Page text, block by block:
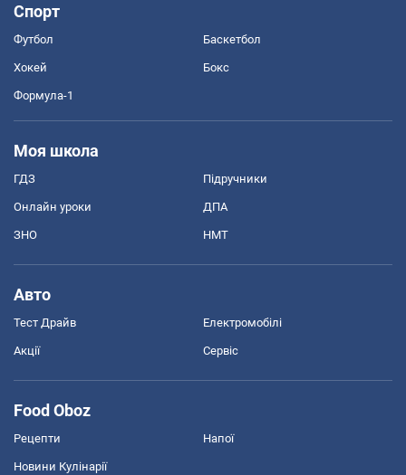
Спорт
Футбол Баскетбол
Хокей Бокс
Формула-1
Моя школа
ГДЗ Підручники
Онлайн уроки ДПА
ЗНО НМТ
Авто
Тест Драйв Електромобілі
Акції Сервіс
Food Oboz
Рецепти Напої
Новини Кулінарії